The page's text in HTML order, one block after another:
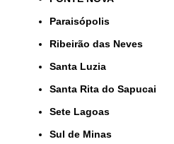
Paraisópolis
Ribeirão das Neves
Santa Luzia
Santa Rita do Sapucai
Sete Lagoas
Sul de Minas